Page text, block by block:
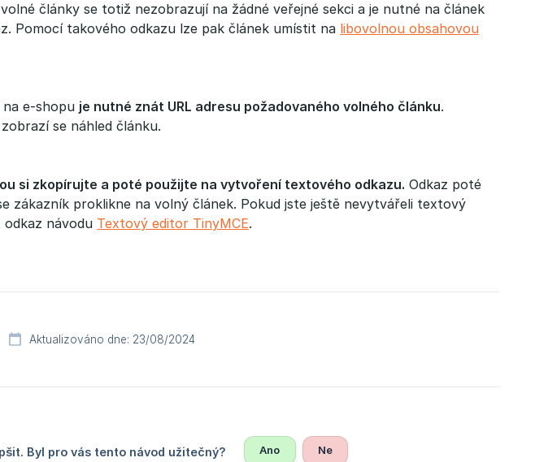
články se totiž nezobrazují na žádné veřejné sekci a je nutné na článek
Pomocí takového odkazu lze pak článek umístit na libovolnou obsahovou
e-shopu je nutné znát URL adresu požadovaného volného článku.
se náhled článku.
si zkopírujte a poté použijte na vytvoření textového odkazu. Odkaz poté
zákazník proklikne na volný článek. Pokud jste ještě nevytvářeli textový
návodu Textový editor TinyMCE.
Aktualizováno dne: 23/08/2024
Ano Ne